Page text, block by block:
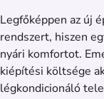
Legfőképpen az új
rendszert, hiszen
nyári komfortot.
kiépítési költsége
légkondicionáló